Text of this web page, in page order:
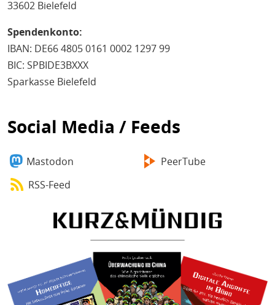
33602 Bielefeld
Spendenkonto:
IBAN: DE66 4805 0161 0002 1297 99
BIC: SPBIDE3BXXX
Sparkasse Bielefeld
Social Media / Feeds
Mastodon
PeerTube
RSS-Feed